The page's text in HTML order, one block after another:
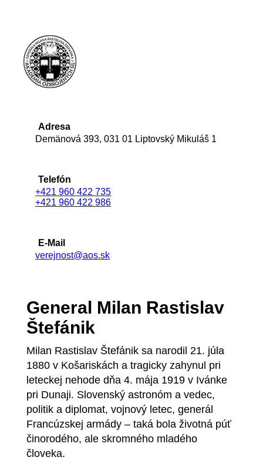
Adresa
Demänová 393, 031 01 Liptovský Mikuláš 1
Telefón
+421 960 422 735
+421 960 422 986
E-Mail
verejnost@aos.sk
General Milan Rastislav
Štefánik
Milan Rastislav Štefánik sa narodil 21. júla
1880 v Košariskách a tragicky zahynul pri
leteckej nehode dňa 4. mája 1919 v Ivánke
pri Dunaji. Slovenský astronóm a vedec,
politik a diplomat, vojnový letec, generál
Francúzskej armády – taká bola životná púť
činorodého, ale skromného mladého
človeka.